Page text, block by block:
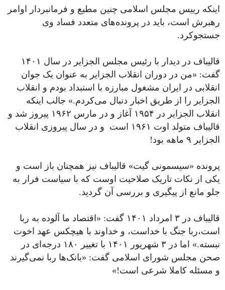
اینکه رییس مجلس اسلامی چنین مطیع و فرمانبردار اوامر
رهبرش است، باید در پرونده‌های متعدد فساد وی
جستجوکرد.
قالیباف در دیدار با رئیس مجلس الجزایر در سال ۱۴۰۱
گفت: «من در دوران انقلاب الجزایر به عنوان یک جوان
انقلابی در ایران مشغول مبارزه با استبداد بودم و انقلاب
الجزایر را از طریق اخبار دنبال می‌کردم.» جالب اینکه
انقلاب الجزایر در ۱۹۵۴ آغاز و در مارس ۱۹۶۲ پیروز شد و
قالیباف متولد اوت ۱۹۶۱ است و در سال پیروزی انقلاب
الجزایر ۹ ماهه بود!
پرونده ‎«سیسمونی گیت» قالیباف نیز همچنان باز است و
یکی از نکات تاریک صلاحیت اوست که با سیاست فرار به
جلو مانع از پیگیری و بررسی آن گردید.
قالیباف در ۳ امرداد ۱۴۰۱ گفت: «اقتصاد ما آلوده به ربا
است،ربا جنگ با خداست، و خداوند با هیچکس عهد اخوت
نبسته.» اما در ۳ شهریور ۱۴۰۱ با تغییر ۱۸۰ درجه‌ای در
صحن مجلس شورای اسلامی گفت: «بانک‌ها ربا نمی‌گیرند
و مسئله کاملا شرعی است!»